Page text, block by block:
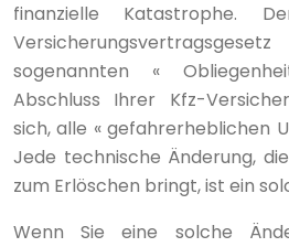
finanzielle Katastrophe.
sogenannten «
Abschluss Ihrer Kfz-
sich, alle « gefahrerheblichen
Jede technische Änderung,
zum Erlöschen bringt, ist ein
Wenn Sie eine solche